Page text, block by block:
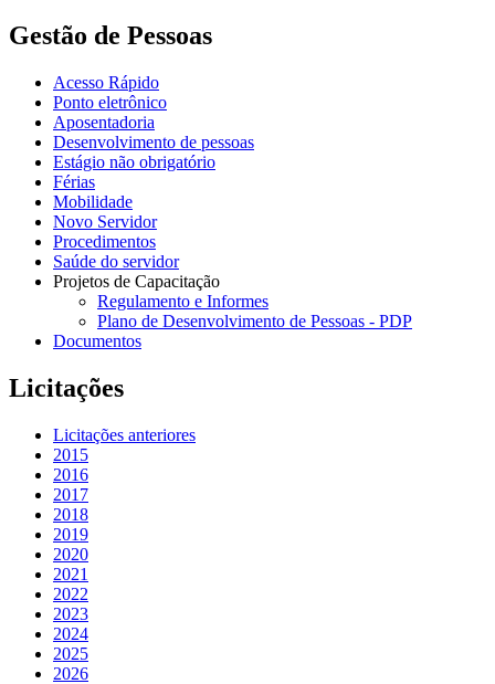
Gestão de Pessoas
Acesso Rápido
Ponto eletrônico
Aposentadoria
Desenvolvimento de pessoas
Estágio não obrigatório
Férias
Mobilidade
Novo Servidor
Procedimentos
Saúde do servidor
Projetos de Capacitação
Regulamento e Informes
Plano de Desenvolvimento de Pessoas - PDP
Documentos
Licitações
Licitações anteriores
2015
2016
2017
2018
2019
2020
2021
2022
2023
2024
2025
2026